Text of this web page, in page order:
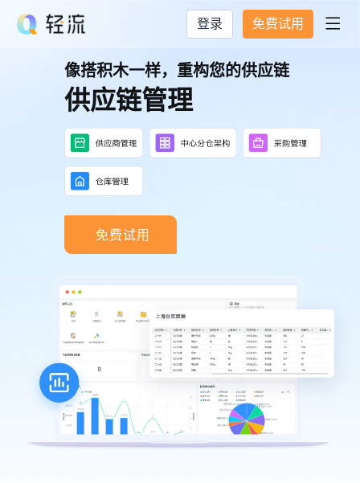
登录 免费试用 
像搭积木一样，重构您的供应链
供应链管理
免费试用